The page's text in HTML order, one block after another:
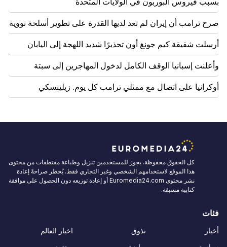
صرح ترامب أن إيران لم تعد لديها القدرة على تطوير أسلحة نووية
أرسلت شقيقة كيم جونغ أون تحذيرًا شديد اللهجة إلى اليابان
وأعلنت إسبانيا الوقف الكامل لدخول المهاجرين إلى سبتة
أوكرانيا على اتصال مع ممثلي ترامب كل يوم. زيلينسكي
كل الحقوق محفوظة. يجوز للمستخدمين تنزيل وطباعة مقتطفات من محتوى
هذا الموقع لاستخدامهم الشخصي وغير التجاري فقط. يُحظر صراحةً إعادة
نشر محتوى Euromedia24.com أو إعادة توزيعه دون الحصول على موافقة
كتابية مسبقة.
فئات
أخبار
تذوق
اخبار العالم